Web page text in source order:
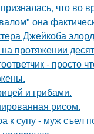
что во
она
Джейкоба
протяжении
- просто
и грибами.
рисом.
к супу - муж съел